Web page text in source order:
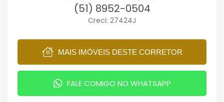
(51) 8952-0504
Creci: 27424J
MAIS IMÓVEIS DESTE CORRETOR
FALE COMIGO NO WHATSAPP